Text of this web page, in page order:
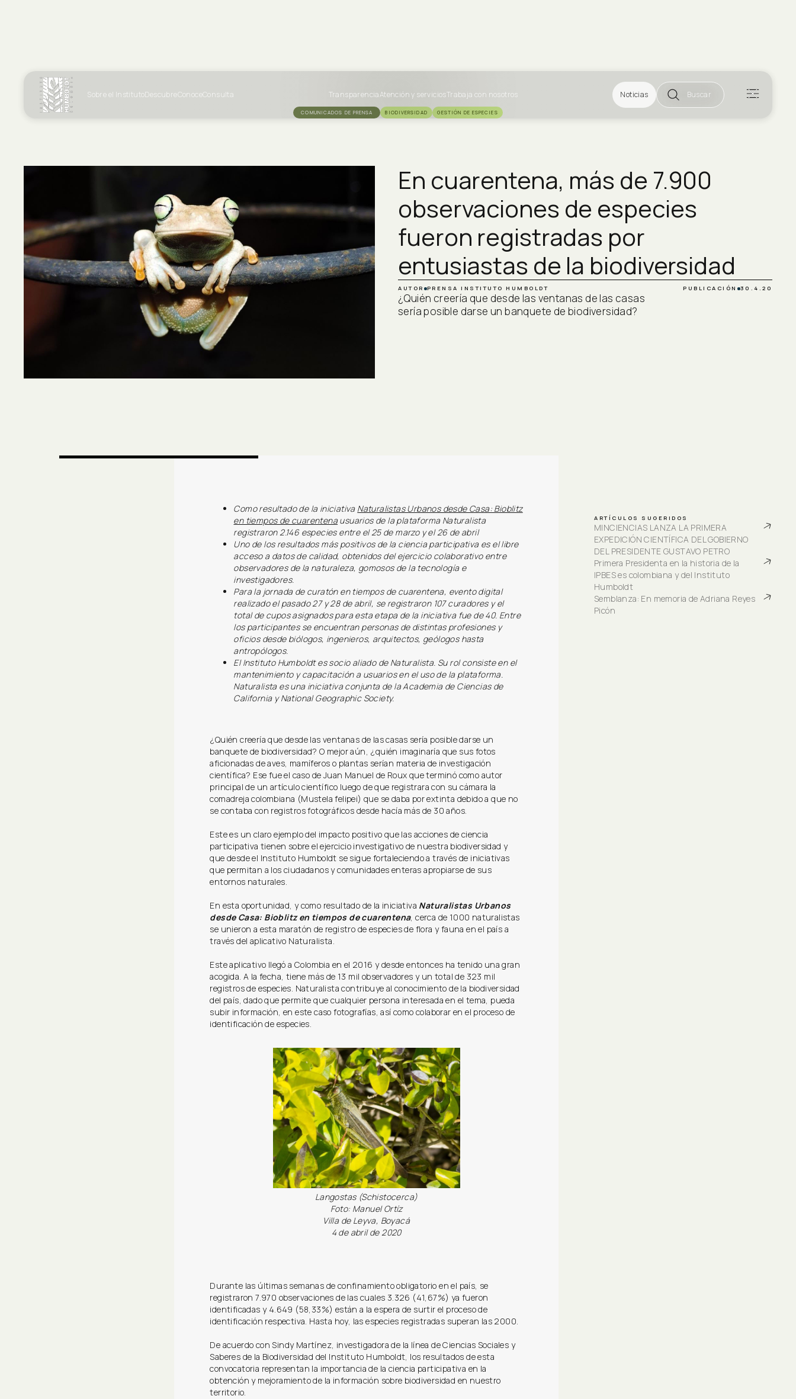
Sobre el InstitutoDescubreConoceConsulta TransparenciaAtención y serviciosTrabaja con nosotros Noticias Buscar
COMUNICADOS DE PRENSA BIODIVERSIDAD GESTIÓN DE ESPECIES
En cuarentena, más de 7.900
observaciones de especies
fueron registradas por
entusiastas de la biodiversidad
AUTOR PRENSA INSTITUTO HUMBOLDT PUBLICACIÓN 30.4.20
¿Quién creería que desde las ventanas de las casas
sería posible darse un banquete de biodiversidad?
Como resultado de la iniciativa Naturalistas Urbanos desde Casa: Bioblitz
en tiempos de cuarentenausuarios de la plataforma Naturalista
registraron 2.146 especies entre el 25 de marzo y el 26 de abril
Uno de los resultados más positivos de la ciencia participativa es el libre
acceso a datos de calidad, obtenidos del ejercicio colaborativo entre
observadores de la naturaleza, gomosos de la tecnología e
investigadores.
Para la jornada de curatón en tiempos de cuarentena, evento digital
realizado el pasado 27 y 28 de abril, se registraron 107 curadores y el
total de cupos asignados para esta etapa de la iniciativa fue de 40. Entre
los participantes se encuentran personas de distintas profesiones y
oficios desde biólogos, ingenieros, arquitectos, geólogos hasta
antropólogos.
El Instituto Humboldt es socio aliado de Naturalista. Su rol consiste en el
mantenimiento y capacitación a usuarios en el uso de la plataforma.
Naturalista es una iniciativa conjunta de la Academia de Ciencias de
California y National Geographic Society.
¿Quién creería que desde las ventanas de las casas sería posible darse un
banquete de biodiversidad? O mejor aún, ¿quién imaginaría que sus fotos
aficionadas de aves, mamíferos o plantas serían materia de investigación
científica? Ese fue el caso de Juan Manuel de Roux que terminó como autor
principal de un artículo científico luego de que registrara con su cámara la
comadreja colombiana (Mustela felipei) que se daba por extinta debido a que no
se contaba con registros fotográficos desde hacía más de 30 años.
Este es un claro ejemplo del impacto positivo que las acciones de ciencia
participativa tienen sobre el ejercicio investigativo de nuestra biodiversidad y
que desde el Instituto Humboldt se sigue fortaleciendo a través de iniciativas
que permitan a los ciudadanos y comunidades enteras apropiarse de sus
entornos naturales.
En esta oportunidad, y como resultado de la iniciativa Naturalistas Urbanos
desde Casa: Bioblitz en tiempos de cuarentena, cerca de 1000 naturalistas
se unieron a esta maratón de registro de especies de flora y fauna en el país a
través del aplicativo Naturalista.
Este aplicativo llegó a Colombia en el 2016 y desde entonces ha tenido una gran
acogida. A la fecha, tiene más de 13 mil observadores y un total de 323 mil
registros de especies. Naturalista contribuye al conocimiento de la biodiversidad
del país, dado que permite que cualquier persona interesada en el tema, pueda
subir información, en este caso fotografías, así como colaborar en el proceso de
identificación de especies.
Langostas (Schistocerca)
Foto: Manuel Ortíz
Villa de Leyva, Boyacá
4 de abril de 2020
Durante las últimas semanas de confinamiento obligatorio en el país, se
registraron 7.970 observaciones de las cuales 3.326 (41,67%) ya fueron
identificadas y 4.649 (58,33%) están a la espera de surtir el proceso de
identificación respectiva. Hasta hoy, las especies registradas superan las 2000.
De acuerdo con Sindy Martínez, investigadora de la línea de Ciencias Sociales y
Saberes de la Biodiversidad del Instituto Humboldt, los resultados de esta
convocatoria representan la importancia de la ciencia participativa en la
obtención y mejoramiento de la información sobre biodiversidad en nuestro
territorio.
ARTÍCULOS SUGERIDOS
MINCIENCIAS LANZA LA PRIMERA
EXPEDICIÓN CIENTÍFICA DEL GOBIERNO
DEL PRESIDENTE GUSTAVO PETRO
Primera Presidenta en la historia de la
IPBES es colombiana y del Instituto
Humboldt
Semblanza: En memoria de Adriana Reyes
Picón